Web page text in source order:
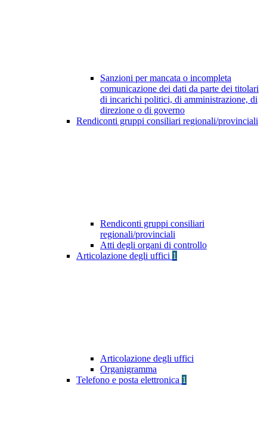
Sanzioni per mancata o incompleta
comunicazione dei dati da parte dei titolari
di incarichi politici, di amministrazione, di
direzione o di governo
Rendiconti gruppi consiliari regionali/provinciali
Rendiconti gruppi consiliari
regionali/provinciali
Atti degli organi di controllo
Articolazione degli uffici 1
Articolazione degli uffici
Organigramma
Telefono e posta elettronica 1